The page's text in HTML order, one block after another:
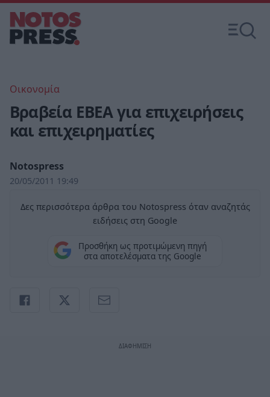
Οικονομία
Βραβεία ΕΒΕΑ για επιχειρήσεις
και επιχειρηματίες
Notospress
20/05/2011 19:49
Δες περισσότερα άρθρα του Notospress όταν αναζητάς
ειδήσεις στη Google
Προσθήκη ως προτιμώμενη πηγή
στα αποτελέσματα της Google